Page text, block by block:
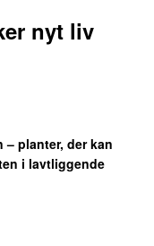
planter, der kan
i lavtliggende
nyt liv